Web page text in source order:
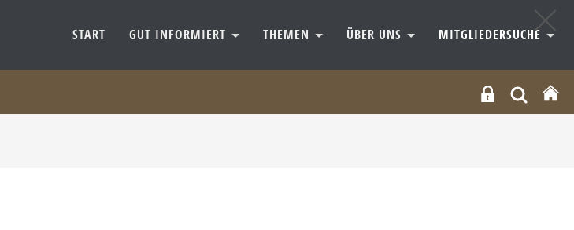
START GUT INFORMIERT THEMEN ÜBER UNS MITGLIEDERSUCHE